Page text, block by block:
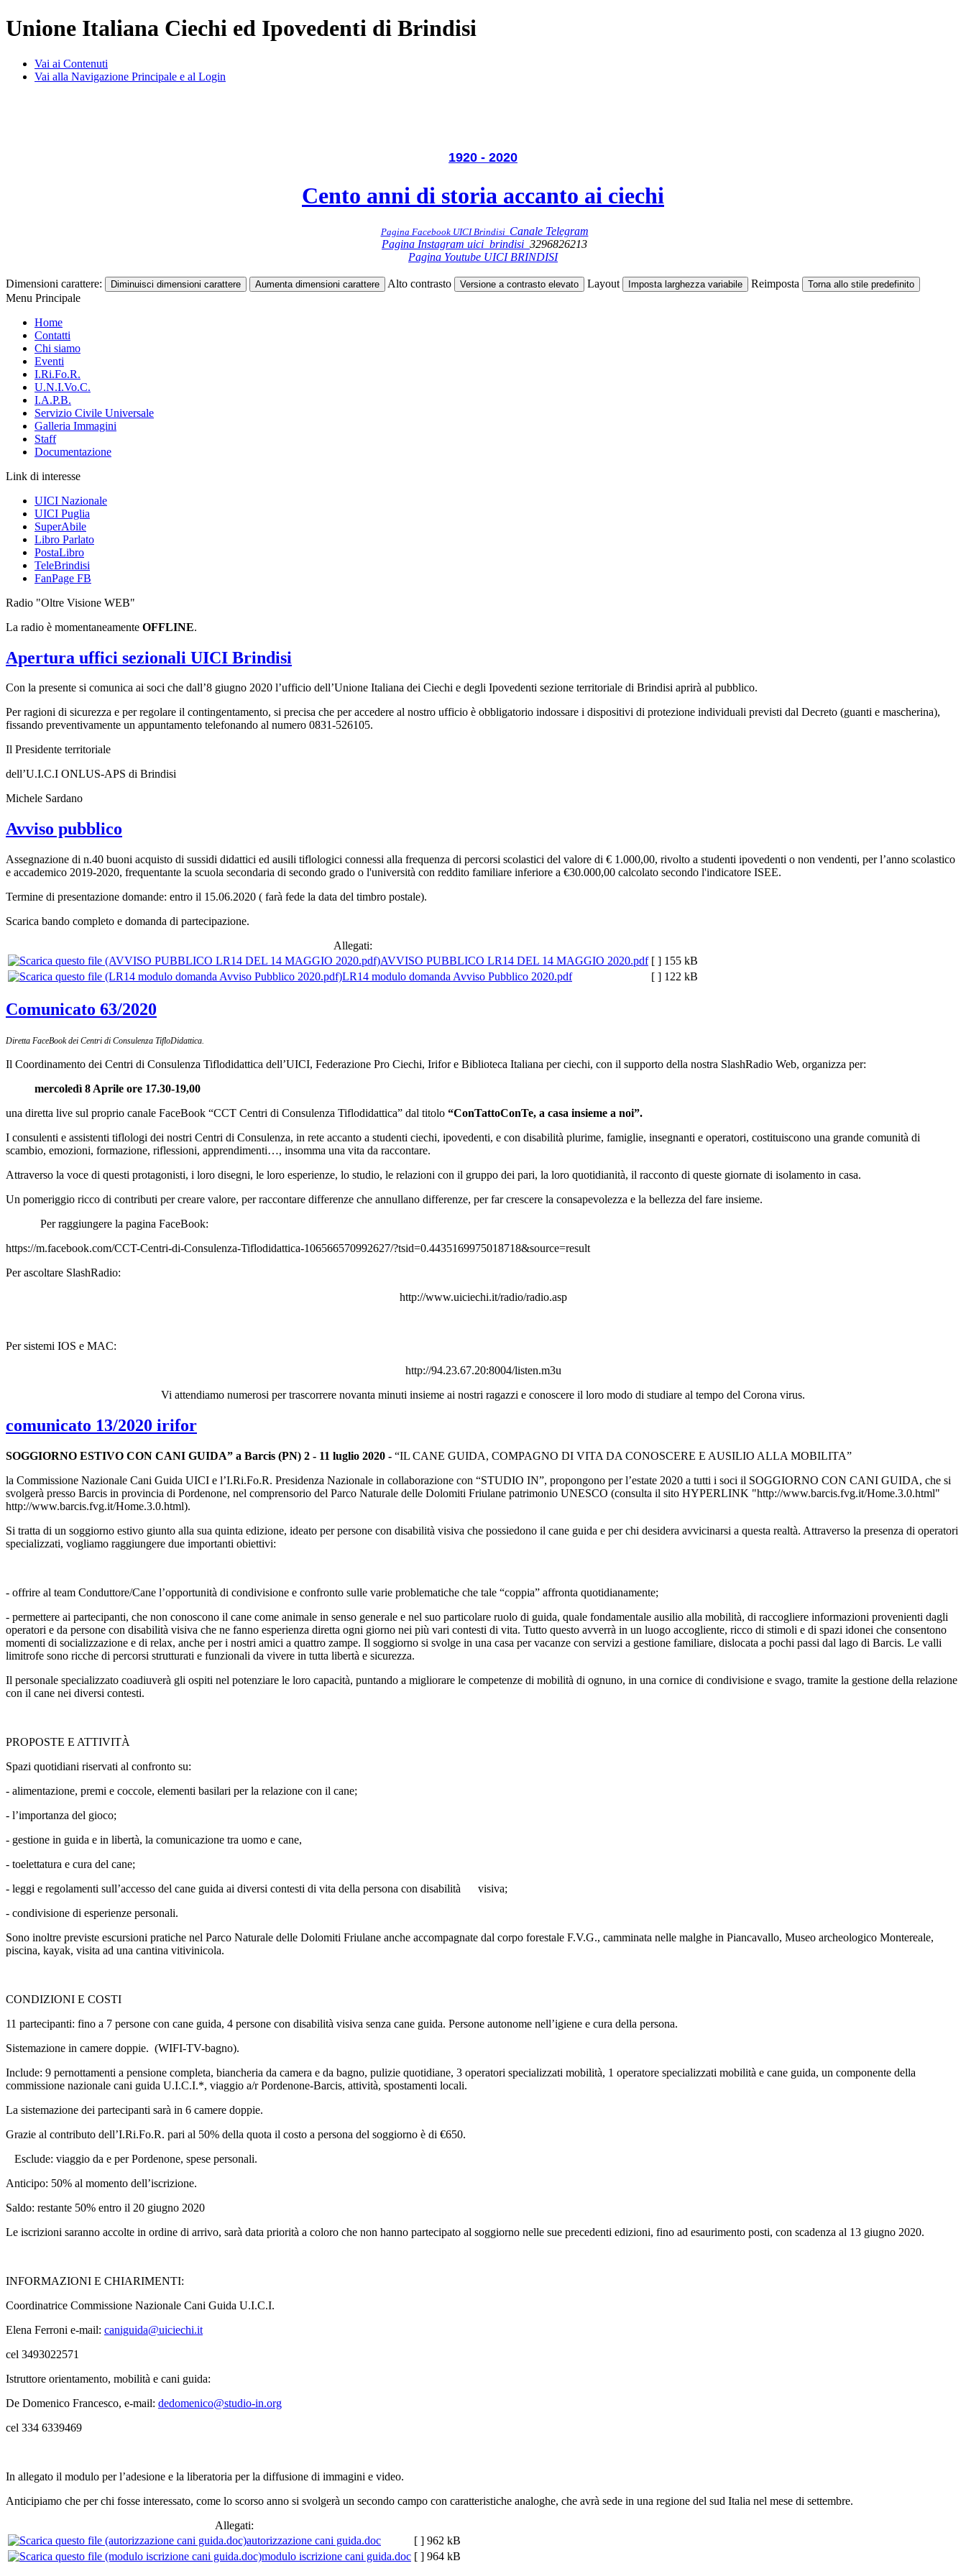
Unione Italiana Ciechi ed Ipovedenti di Brindisi
Vai ai Contenuti
Vai alla Navigazione Principale e al Login
1920 - 2020
Cento anni di storia accanto ai ciechi
Pagina Facebook UICI Brindisi Canale Telegram
Pagina Instagram uici_brindisi 3296826213
Pagina Youtube UICI BRINDISI
Dimensioni carattere: Diminuisci dimensioni carattere Aumenta dimensioni carattere Alto contrasto Versione a contrasto elevato Layout Imposta larghezza variabile Reimposta Torna allo stile predefinito
Menu Principale
Home
Contatti
Chi siamo
Eventi
I.Ri.Fo.R.
U.N.I.Vo.C.
I.A.P.B.
Servizio Civile Universale
Galleria Immagini
Staff
Documentazione
Link di interesse
UICI Nazionale
UICI Puglia
SuperAbile
Libro Parlato
PostaLibro
TeleBrindisi
FanPage FB
Radio "Oltre Visione WEB"
La radio è momentaneamente OFFLINE.
Apertura uffici sezionali UICI Brindisi
Con la presente si comunica ai soci che dall’8 giugno 2020 l’ufficio dell’Unione Italiana dei Ciechi e degli Ipovedenti sezione territoriale di Brindisi aprirà al pubblico.
Per ragioni di sicurezza e per regolare il contingentamento, si precisa che per accedere al nostro ufficio è obbligatorio indossare i dispositivi di protezione individuali previsti dal Decreto (guanti e mascherina),
fissando preventivamente un appuntamento telefonando al numero 0831-526105.
Il Presidente territoriale
dell’U.I.C.I ONLUS-APS di Brindisi
Michele Sardano
Avviso pubblico
Assegnazione di n.40 buoni acquisto di sussidi didattici ed ausili tiflologici connessi alla frequenza di percorsi scolastici del valore di € 1.000,00, rivolto a studenti ipovedenti o non vendenti, per l’anno scolastico
e accademico 2019-2020, frequentante la scuola secondaria di secondo grado o l'università con reddito familiare inferiore a €30.000,00 calcolato secondo l'indicatore ISEE.
Termine di presentazione domande: entro il 15.06.2020 ( farà fede la data del timbro postale).
Scarica bando completo e domanda di partecipazione.
Allegati:
AVVISO PUBBLICO LR14 DEL 14 MAGGIO 2020.pdf [ ] 155 kB
LR14 modulo domanda Avviso Pubblico 2020.pdf
[ ] 122 kB
Comunicato 63/2020
Diretta FaceBook dei Centri di Consulenza TifloDidattica.
Il Coordinamento dei Centri di Consulenza Tiflodidattica dell’UICI, Federazione Pro Ciechi, Irifor e Biblioteca Italiana per ciechi, con il supporto della nostra SlashRadio Web, organizza per:
mercoledì 8 Aprile ore 17.30-19,00
una diretta live sul proprio canale FaceBook “CCT Centri di Consulenza Tiflodidattica” dal titolo “ConTattoConTe, a casa insieme a noi”.
I consulenti e assistenti tiflologi dei nostri Centri di Consulenza, in rete accanto a studenti ciechi, ipovedenti, e con disabilità plurime, famiglie, insegnanti e operatori, costituiscono una grande comunità di
scambio, emozioni, formazione, riflessioni, apprendimenti…, insomma una vita da raccontare.
Attraverso la voce di questi protagonisti, i loro disegni, le loro esperienze, lo studio, le relazioni con il gruppo dei pari, la loro quotidianità, il racconto di queste giornate di isolamento in casa.
Un pomeriggio ricco di contributi per creare valore, per raccontare differenze che annullano differenze, per far crescere la consapevolezza e la bellezza del fare insieme.
Per raggiungere la pagina FaceBook:
https://m.facebook.com/CCT-Centri-di-Consulenza-Tiflodidattica-106566570992627/?tsid=0.4435169975018718&source=result
Per ascoltare SlashRadio:
http://www.uiciechi.it/radio/radio.asp
Per sistemi IOS e MAC:
http://94.23.67.20:8004/listen.m3u
Vi attendiamo numerosi per trascorrere novanta minuti insieme ai nostri ragazzi e conoscere il loro modo di studiare al tempo del Corona virus.
comunicato 13/2020 irifor
SOGGIORNO ESTIVO CON CANI GUIDA” a Barcis (PN) 2 - 11 luglio 2020 - “IL CANE GUIDA, COMPAGNO DI VITA DA CONOSCERE E AUSILIO ALLA MOBILITA”
la Commissione Nazionale Cani Guida UICI e l’I.Ri.Fo.R. Presidenza Nazionale in collaborazione con “STUDIO IN”, propongono per l’estate 2020 a tutti i soci il SOGGIORNO CON CANI GUIDA, che si
svolgerà presso Barcis in provincia di Pordenone, nel comprensorio del Parco Naturale delle Dolomiti Friulane patrimonio UNESCO (consulta il sito HYPERLINK "http://www.barcis.fvg.it/Home.3.0.html"
http://www.barcis.fvg.it/Home.3.0.html).
Si tratta di un soggiorno estivo giunto alla sua quinta edizione, ideato per persone con disabilità visiva che possiedono il cane guida e per chi desidera avvicinarsi a questa realtà. Attraverso la presenza di operatori
specializzati, vogliamo raggiungere due importanti obiettivi:
- offrire al team Conduttore/Cane l’opportunità di condivisione e confronto sulle varie problematiche che tale “coppia” affronta quotidianamente;
- permettere ai partecipanti, che non conoscono il cane come animale in senso generale e nel suo particolare ruolo di guida, quale fondamentale ausilio alla mobilità, di raccogliere informazioni provenienti dagli
operatori e da persone con disabilità visiva che ne fanno esperienza diretta ogni giorno nei più vari contesti di vita. Tutto questo avverrà in un luogo accogliente, ricco di stimoli e di spazi idonei che consentono
momenti di socializzazione e di relax, anche per i nostri amici a quattro zampe. Il soggiorno si svolge in una casa per vacanze con servizi a gestione familiare, dislocata a pochi passi dal lago di Barcis. Le valli
limitrofe sono ricche di percorsi strutturati e funzionali da vivere in tutta libertà e sicurezza.
Il personale specializzato coadiuverà gli ospiti nel potenziare le loro capacità, puntando a migliorare le competenze di mobilità di ognuno, in una cornice di condivisione e svago, tramite la gestione della relazione
con il cane nei diversi contesti.
PROPOSTE E ATTIVITÀ
Spazi quotidiani riservati al confronto su:
- alimentazione, premi e coccole, elementi basilari per la relazione con il cane;
- l’importanza del gioco;
- gestione in guida e in libertà, la comunicazione tra uomo e cane,
- toelettatura e cura del cane;
- leggi e regolamenti sull’accesso del cane guida ai diversi contesti di vita della persona con disabilità visiva;
- condivisione di esperienze personali.
Sono inoltre previste escursioni pratiche nel Parco Naturale delle Dolomiti Friulane anche accompagnate dal corpo forestale F.V.G., camminata nelle malghe in Piancavallo, Museo archeologico Montereale,
piscina, kayak, visita ad una cantina vitivinicola.
CONDIZIONI E COSTI
11 partecipanti: fino a 7 persone con cane guida, 4 persone con disabilità visiva senza cane guida. Persone autonome nell’igiene e cura della persona.
Sistemazione in camere doppie. (WIFI-TV-bagno).
Include: 9 pernottamenti a pensione completa, biancheria da camera e da bagno, pulizie quotidiane, 3 operatori specializzati mobilità, 1 operatore specializzati mobilità e cane guida, un componente della
commissione nazionale cani guida U.I.C.I.*, viaggio a/r Pordenone-Barcis, attività, spostamenti locali.
La sistemazione dei partecipanti sarà in 6 camere doppie.
Grazie al contributo dell’I.Ri.Fo.R. pari al 50% della quota il costo a persona del soggiorno è di €650.
Esclude: viaggio da e per Pordenone, spese personali.
Anticipo: 50% al momento dell’iscrizione.
Saldo: restante 50% entro il 20 giugno 2020
Le iscrizioni saranno accolte in ordine di arrivo, sarà data priorità a coloro che non hanno partecipato al soggiorno nelle sue precedenti edizioni, fino ad esaurimento posti, con scadenza al 13 giugno 2020.
INFORMAZIONI E CHIARIMENTI:
Coordinatrice Commissione Nazionale Cani Guida U.I.C.I.
Elena Ferroni e-mail: caniguida@uiciechi.it
cel 3493022571
Istruttore orientamento, mobilità e cani guida:
De Domenico Francesco, e-mail: dedomenico@studio-in.org
cel 334 6339469
In allegato il modulo per l’adesione e la liberatoria per la diffusione di immagini e video.
Anticipiamo che per chi fosse interessato, come lo scorso anno si svolgerà un secondo campo con caratteristiche analoghe, che avrà sede in una regione del sud Italia nel mese di settembre.
Allegati:
autorizzazione cani guida.doc
[ ] 962 kB
modulo iscrizione cani guida.doc [ ] 964 kB